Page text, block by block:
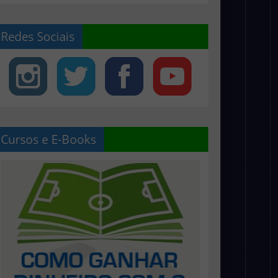
Redes Sociais
Cursos e E-Books